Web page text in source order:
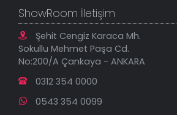
ShowRoom İletişim
Şehit Cengiz Karaca Mh.
Sokullu Mehmet Paşa Cd.
No:200/A Çankaya - ANKARA
0312 354 0000
0543 354 0099